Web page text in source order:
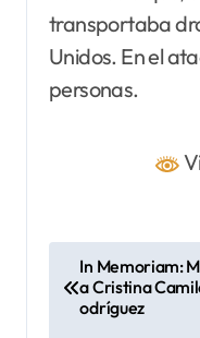
transportaba
Unidos. En el
personas.
In Memoriam:
a Cristina
odríguez